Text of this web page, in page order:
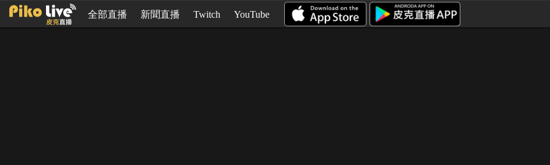
全部直播 新聞直播 Twitch YouTube